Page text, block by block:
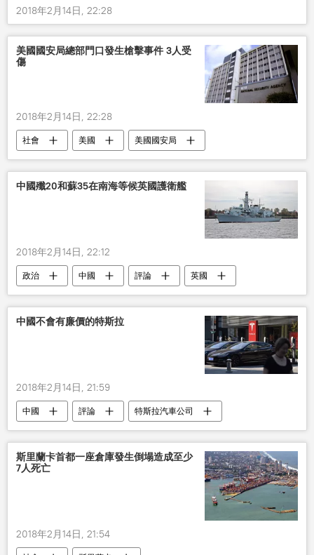
2018年2月14日, 22:28
美國國安局總部門口發生槍擊事件 3人受
傷
2018年2月14日, 22:28
社會 美國
美國國安局
槍擊
中國殲20和蘇35在南海等候英國護衛艦
2018年2月14日, 22:12
政治 中國 評論 英國
中國不會有廉價的特斯拉
2018年2月14日, 21:59
中國 評論 特斯拉汽車公司
斯里蘭卡首都一座倉庫發生倒塌造成至少
7人死亡
2018年2月14日, 21:54